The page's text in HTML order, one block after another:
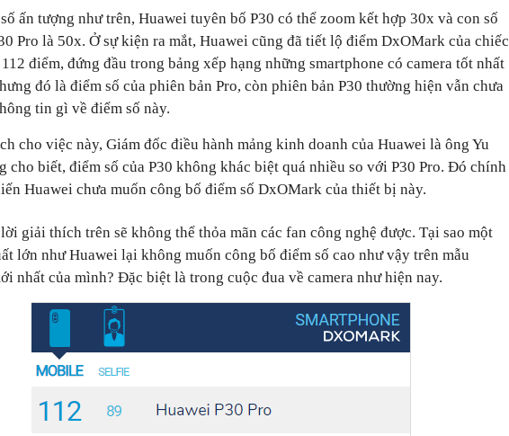
ấn tượng như trên, Huawei tuyên bố P30 có thể zoom kết hợp 30x và con số
Pro là 50x. Ở sự kiện ra mắt, Huawei cũng đã tiết lộ điểm DxOMark của chiếc
điểm, đứng đầu trong bảng xếp hạng những smartphone có camera tốt nhất
đó là điểm số của phiên bản Pro, còn phiên bản P30 thường hiện vẫn chưa
tin gì về điểm số này.
cho việc này, Giám đốc điều hành mảng kinh doanh của Huawei là ông Yu
cho biết, điểm số của P30 không khác biệt quá nhiều so với P30 Pro. Đó chính
Huawei chưa muốn công bố điểm số DxOMark của thiết bị này.
giải thích trên sẽ không thể thỏa mãn các fan công nghệ được. Tại sao một
lớn như Huawei lại không muốn công bố điểm số cao như vậy trên mẫu
nhất của mình? Đặc biệt là trong cuộc đua về camera như hiện nay.